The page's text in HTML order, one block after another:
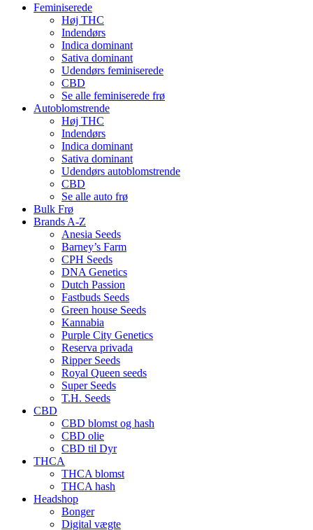
Feminiserede
Høj THC
Indendørs
Indica dominant
Sativa dominant
Udendørs feminiserede
CBD
Se alle feminiserede frø
Autoblomstrende
Høj THC
Indendørs
Indica dominant
Sativa dominant
Udendørs autoblomstrende
CBD
Se alle auto frø
Bulk Frø
Brands A-Z
Anesia Seeds
Barney’s Farm
CPH Seeds
DNA Genetics
Dutch Passion
Fastbuds Seeds
Green house Seeds
Kannabia
Purple City Genetics
Reserva privada
Ripper Seeds
Royal Queen seeds
Super Seeds
T.H. Seeds
CBD
CBD blomst og hash
CBD olie
CBD til Dyr
THCA
THCA blomst
THCA hash
Headshop
Bonger
Digital vægte